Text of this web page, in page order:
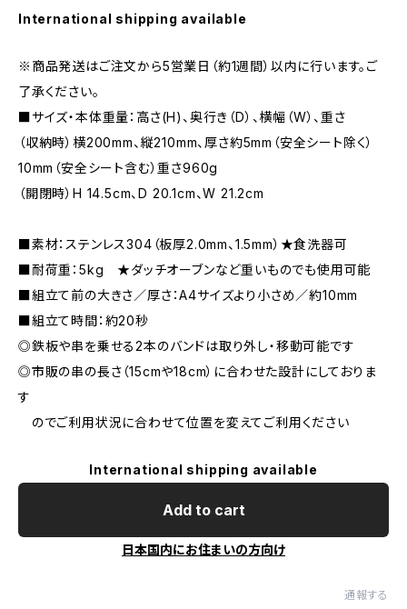
International shipping available
※商品発送はご注文から5営業日（約1週間）以内に行います。ご
了承ください。
■サイズ・本体重量：高さ(H)、奥行き（D）、横幅（W）、重さ
（収納時）横200mm、縦210mm、厚さ約5mm（安全シート除く）
10mm（安全シート含む）重さ960g
（開閉時）H 14.5cm、D 20.1cm、W 21.2cm
■素材：ステンレス304（板厚2.0mm、1.5mm）★食洗器可
■耐荷重：5kg ★ダッチオーブンなど重いものでも使用可能
■組立て前の大きさ／厚さ：A4サイズより小さめ／約10mm
■組立て時間：約20秒
◎鉄板や串を乗せる2本のバンドは取り外し・移動可能です
◎市販の串の長さ（15cmや18cm）に合わせた設計にしておりま
す
のでご利用状況に合わせて位置を変えてご利用ください
International shipping available
Add to cart
日本国内にお住まいの方向け
通報する